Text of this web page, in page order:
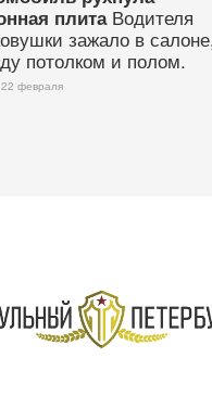
плита Водителя
зажало в
потолком и полом.
февраля